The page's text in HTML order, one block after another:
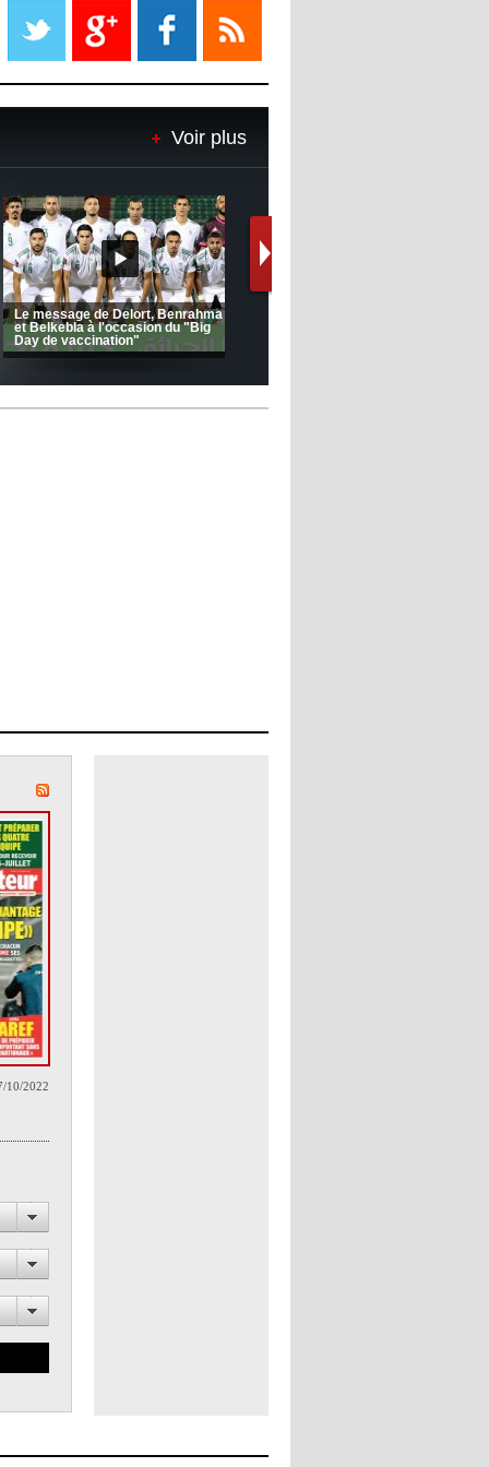
propriétaire
Le Barça savoure sa première
place et chambre le Real Madrid
de matchs"
12:39 - 2022/11/06
Real : Les dirigeants veulent le
départ d'Hazard cet hiver
Voir plus
Le message de Delort, Benrahma
et Belkebla à l'occasion du "Big
Day de vaccination"
10/2022